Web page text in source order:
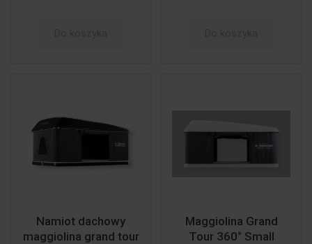
Namiot dachowy
maggiolina grand tour
Maggiolina Grand
Tour 360° Small